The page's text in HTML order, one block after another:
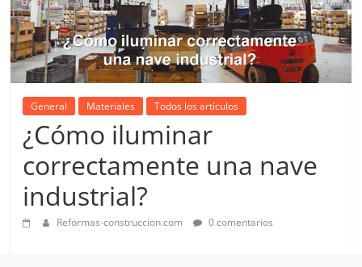
General Materiales Todos los artículos
¿Cómo iluminar
correctamente una nave
industrial?
Reformas-construccion.com 0 comentarios